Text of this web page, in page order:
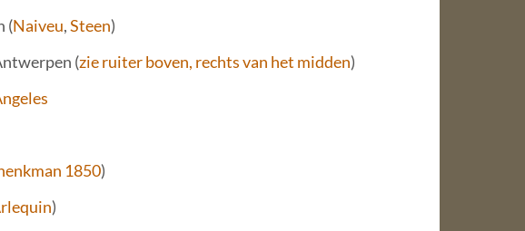
(Naiveu,Steen)
(zie ruiter boven, rechts van het midden)
1850)
)